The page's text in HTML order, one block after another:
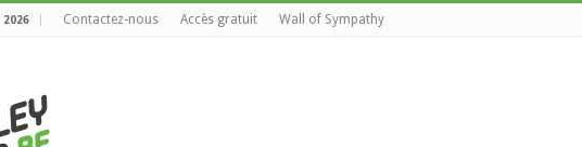
2026 Contactez-nous Accès gratuit Wall of Sympathy